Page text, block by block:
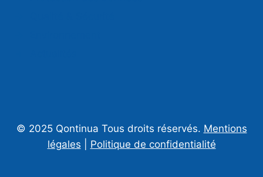
© 2025 Qontinua Tous droits réservés. Mentions
légales
Politique de confidentialité